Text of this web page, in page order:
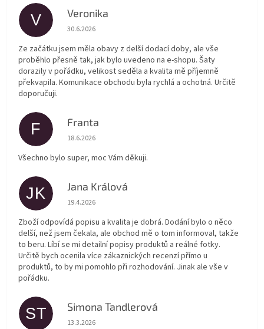
V Veronika
Hodnocení obchodu je 5 z 5 hvězdiček.
30.6.2026
Ze začátku jsem měla obavy z delší dodací doby, ale vše
proběhlo přesně tak, jak bylo uvedeno na e-shopu. Šaty
dorazily v pořádku, velikost seděla a kvalita mě příjemně
překvapila. Komunikace obchodu byla rychlá a ochotná. Určitě
doporučuji.
F Franta
Hodnocení obchodu je 5 z 5 hvězdiček.
18.6.2026
Všechno bylo super, moc Vám děkuji.
JK Jana Králová
Hodnocení obchodu je 5 z 5 hvězdiček.
19.4.2026
Zboží odpovídá popisu a kvalita je dobrá. Dodání bylo o něco
delší, než jsem čekala, ale obchod mě o tom informoval, takže
to beru. Líbí se mi detailní popisy produktů a reálné fotky.
Určitě bych ocenila více zákaznických recenzí přímo u
produktů, to by mi pomohlo při rozhodování. Jinak ale vše v
pořádku.
ST Simona Tandlerová
Hodnocení obchodu je 5 z 5 hvězdiček.
13.3.2026